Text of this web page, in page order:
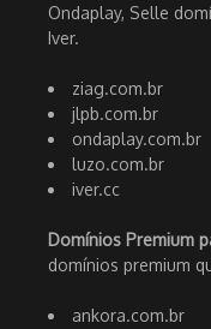
Ondaplay, Selle
Iver.
ziag.com.br
jlpb.com.br
ondaplay.com.br
luzo.com.br
iver.cc
Domínios Premium
domínios premium
ankora.com.br